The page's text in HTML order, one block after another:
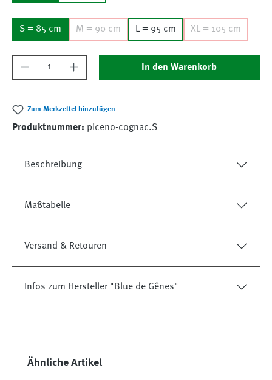
S = 85 cm M = 90 cm L = 95 cm XL = 105 cm
Produkt Anzahl: Gib den gewünschten Wert
In den Warenkorb
Zum Merkzettel hinzufügen
Produktnummer: piceno-cognac.S
Beschreibung
Maßtabelle
Versand & Retouren
Infos zum Hersteller "Blue de Gênes"
Produktgalerie überspringen
Ähnliche Artikel